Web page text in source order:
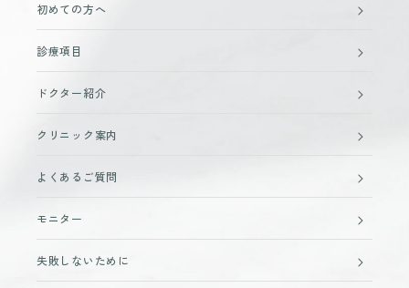
初めての方へ
診療項目
ドクター紹介
クリニック案内
よくあるご質問
モニター
失敗しないために